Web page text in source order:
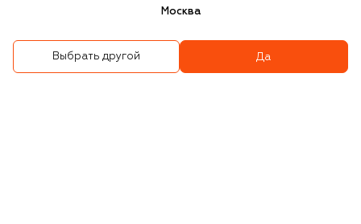
Москва
Выбрать другой Да